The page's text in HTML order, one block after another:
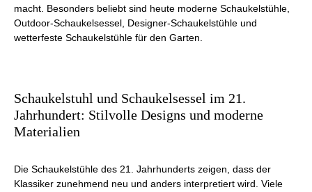
macht. Besonders beliebt sind heute moderne Schaukelstühle,
Outdoor-Schaukelsessel, Designer-Schaukelstühle und
wetterfeste Schaukelstühle für den Garten.
Schaukelstuhl und Schaukelsessel im 21.
Jahrhundert: Stilvolle Designs und moderne
Materialien
Die Schaukelstühle des 21. Jahrhunderts zeigen, dass der
Klassiker zunehmend neu und anders interpretiert wird. Viele